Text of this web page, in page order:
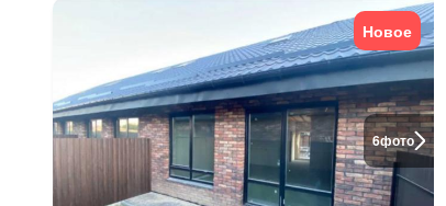
6фото
Новое